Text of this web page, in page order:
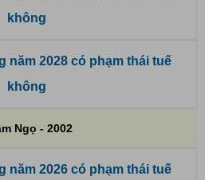
không
năm 2028 có phạm thái tuế
không
Ngọ - 2002
năm 2026 có phạm thái tuế